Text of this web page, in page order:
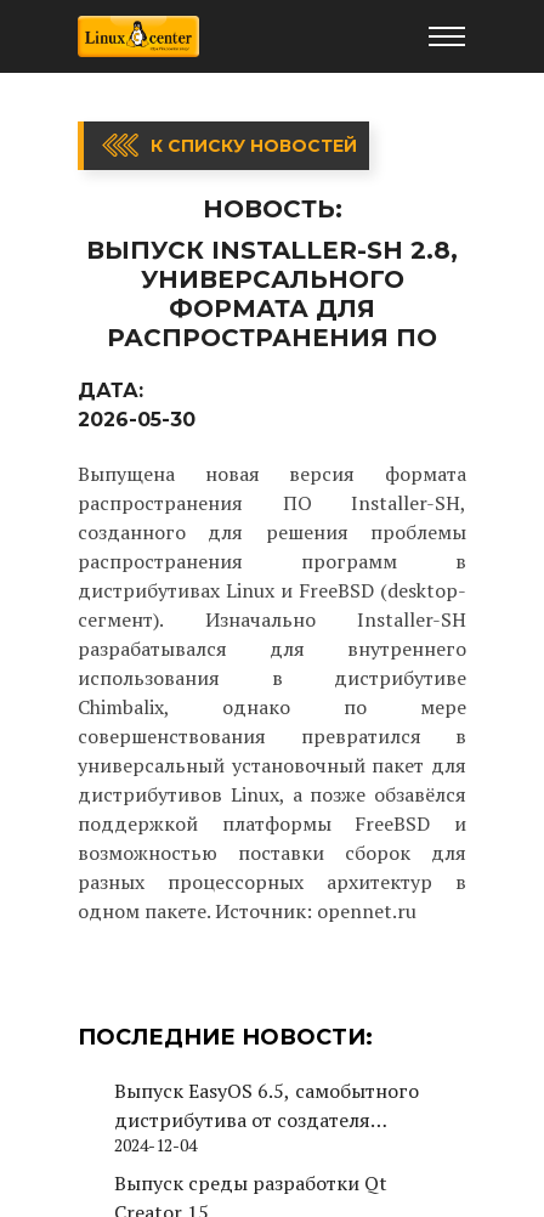
К СПИСКУ НОВОСТЕЙ
НОВОСТЬ:
ВЫПУСК INSTALLER-SH 2.8,
УНИВЕРСАЛЬНОГО
ФОРМАТА ДЛЯ
РАСПРОСТРАНЕНИЯ ПО
ДАТА:
2026-05-30
Выпущена новая версия формата
распространения ПО Installer-SH,
созданного для решения проблемы
распространения программ в
дистрибутивах Linux и FreeBSD (desktop-
сегмент). Изначально Installer-SH
разрабатывался для внутреннего
использования в дистрибутиве
Chimbalix, однако по мере
совершенствования превратился в
универсальный установочный пакет для
дистрибутивов Linux, а позже обзавёлся
поддержкой платформы FreeBSD и
возможностью поставки сборок для
разных процессорных архитектур в
одном пакете. Источник: opennet.ru
ПОСЛЕДНИЕ НОВОСТИ:
Выпуск EasyOS 6.5, самобытного
дистрибутива от создателя
Puppy Linux
2024-12-04
Выпуск среды разработки Qt